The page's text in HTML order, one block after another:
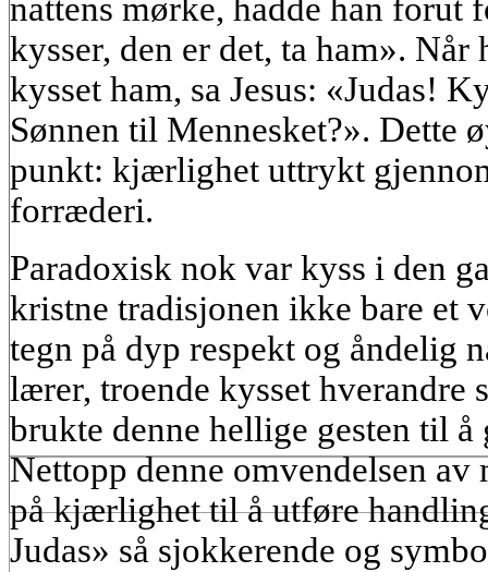
nattens mørke, hadde han forut
kysser, den er det, ta ham». Når
kysset ham, sa Jesus: «Judas!
Sønnen til Mennesket?». Dette
punkt: kjærlighet uttrykt
forræderi.
Paradoxisk nok var kyss i den
kristne tradisjonen ikke bare et
tegn på dyp respekt og åndelig
lærer, troende kysset hverandre
brukte denne hellige gesten til
Nettopp denne omvendelsen
på kjærlighet til å utføre
Judas» så sjokkerende og